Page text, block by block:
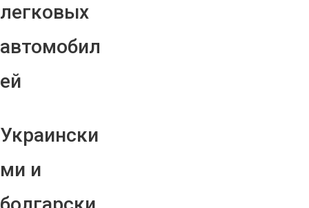
легковых
автомобил
ей
Украински
ми и